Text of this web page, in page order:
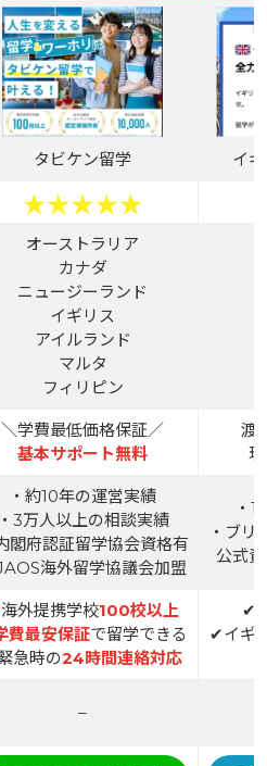
タビケン留学 イ
オーストラリア
カナダ
ニュージーランド
イギリス
アイルランド
マルタ
フィリピン
＼学費最低価格保証／
基本サポート無料
渡
・約10年の運営実績
・3万人以上の相談実績
閣府認証留学協会資格有
海外留学協議会加盟
・
・ブリ
公式
海外提携学校100校以上
費最安保証で留学できる
急時の24時間連絡対応
✔
✔イギ
–